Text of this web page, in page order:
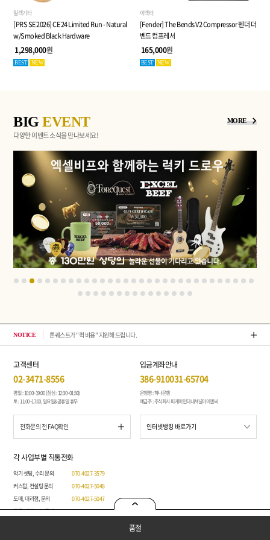
품절
일렉기타
[PRS SE 2026] CE 24 Limited Run - Natural
w/Smoked Black Hardware
1,298,000원
BEST NEW
이펙터
[Fender] The Bends V2 Compressor 펜더 더
벤드 컴프레서
165,000원
BEST NEW
BIGEVENT MORE
다양한 이벤트 소식을 만나보세요!
NOTICE 2026년 08월 뉴스 & 입고 소식
고객센터
02-3471-8556
평일 : 10:00~19:00 (점심 : 12:30~01:30)
토 : 11:00~17:00, 일요일&공휴일 휴무
전화문의 전 FAQ확인
입금계좌안내
386-910031-65704
은행명 : 하나은행
예금주 : 주식회사 피케이인터내셔널아이엔씨
각 사업부별 직통전화
악기 셋팅, 수리 문의
070-4027-3579
커스텀, 컨설팅 문의
070-4027-5048
도매, 대리점, 문의
070-4027-5047
주문, 배송, A/S 문의
070-4027-5020